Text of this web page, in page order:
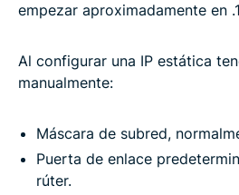
empezar aproximadamente en
Al configurar una IP estática
manualmente:
Máscara de subred,
Puerta de enlace
rúter.